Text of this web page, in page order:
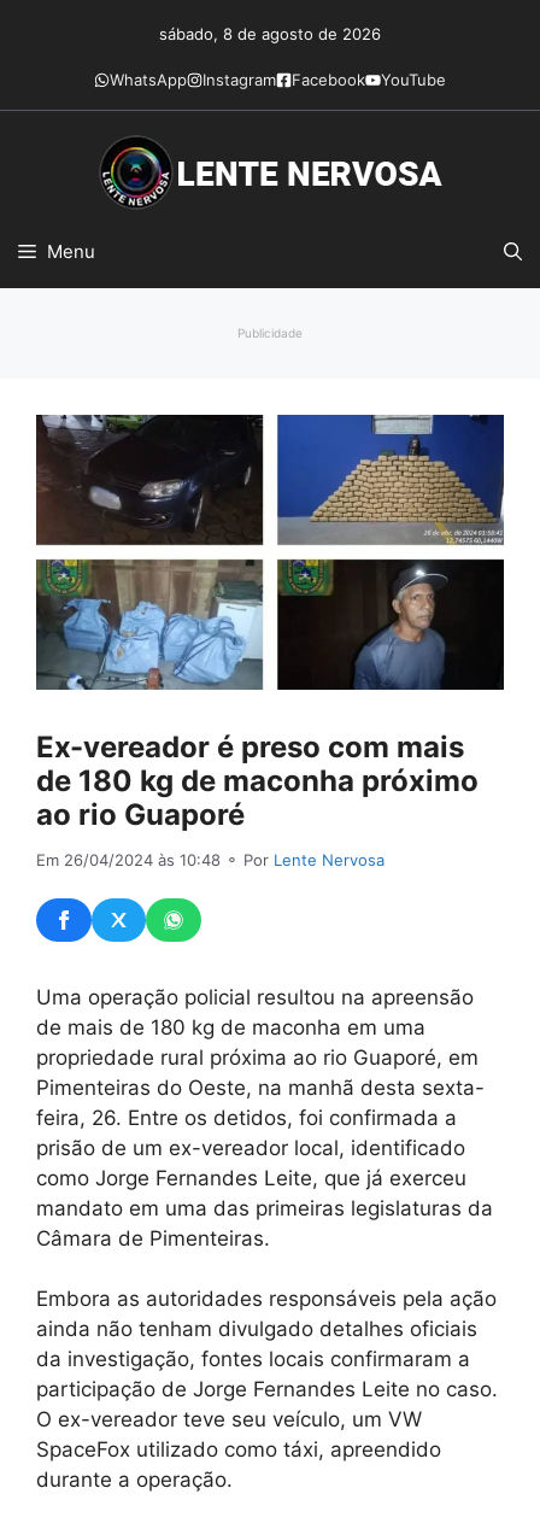
conteúdo
sábado, 8 de agosto de 2026
WhatsApp Instagram Facebook YouTube
Menu
Publicidade
Ex-vereador é preso com mais
de 180 kg de maconha próximo
ao rio Guaporé
Em 26/04/2024 às 10:48 ⚬ Por Lente Nervosa
Uma operação policial resultou na apreensão
de mais de 180 kg de maconha em uma
propriedade rural próxima ao rio Guaporé, em
Pimenteiras do Oeste, na manhã desta sexta-
feira, 26. Entre os detidos, foi confirmada a
prisão de um ex-vereador local, identificado
como Jorge Fernandes Leite, que já exerceu
mandato em uma das primeiras legislaturas da
Câmara de Pimenteiras.
Embora as autoridades responsáveis pela ação
ainda não tenham divulgado detalhes oficiais
da investigação, fontes locais confirmaram a
participação de Jorge Fernandes Leite no caso.
O ex-vereador teve seu veículo, um VW
SpaceFox utilizado como táxi, apreendido
durante a operação.